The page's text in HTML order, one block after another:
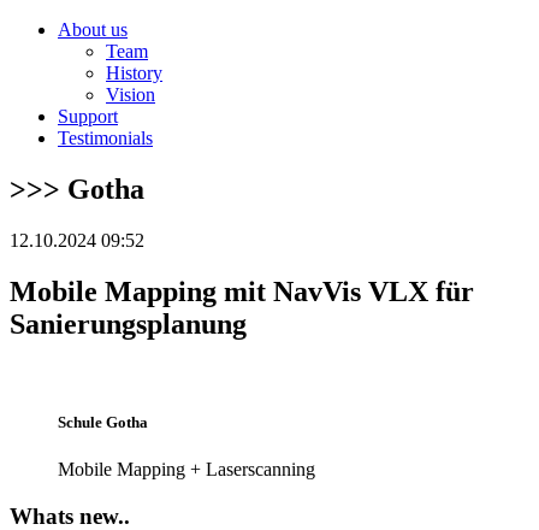
About us
Team
History
Vision
Support
Testimonials
>>> Gotha
12.10.2024 09:52
Mobile Mapping mit NavVis VLX für
Sanierungsplanung
Schule Gotha
Mobile Mapping + Laserscanning
Whats new..